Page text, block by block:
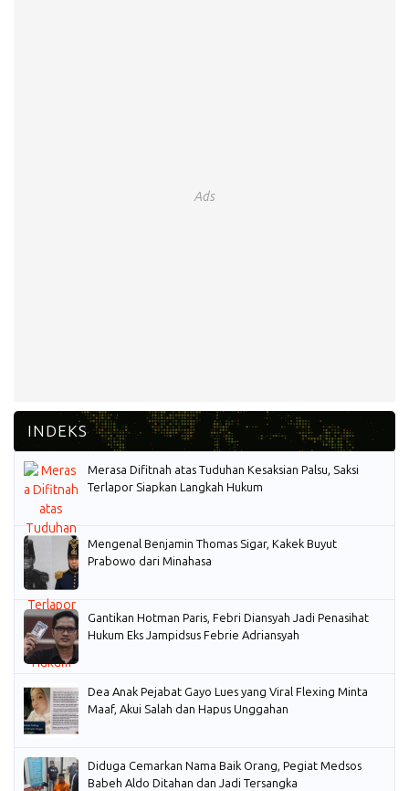
Ads
Merasa Difitnah atas Tuduhan Kesaksian Palsu, Saksi
Terlapor Siapkan Langkah Hukum
Mengenal Benjamin Thomas Sigar, Kakek Buyut
Prabowo dari Minahasa
Gantikan Hotman Paris, Febri Diansyah Jadi Penasihat
Hukum Eks Jampidsus Febrie Adriansyah
Dea Anak Pejabat Gayo Lues yang Viral Flexing Minta
Maaf, Akui Salah dan Hapus Unggahan
Diduga Cemarkan Nama Baik Orang, Pegiat Medsos
Babeh Aldo Ditahan dan Jadi Tersangka